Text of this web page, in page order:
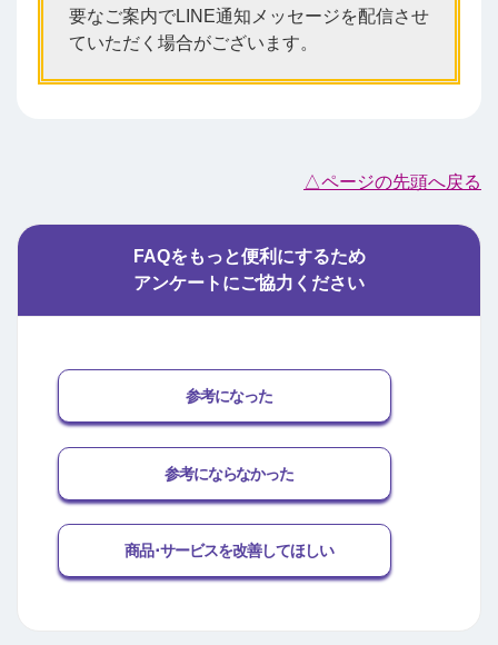
要なご案内でLINE通知メッセージを配信させ
ていただく場合がございます。
△ページの先頭へ戻る
FAQをもっと便利にするため
アンケートにご協力ください
参考になった
参考にならなかった
商品･サービスを改善してほしい